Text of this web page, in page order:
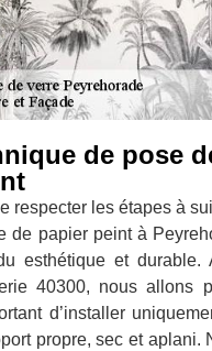
de pose
respecter les étapes à
de papier peint à
esthétique et durable.
40300, nous allons
d’installer
propre, sec et aplani.